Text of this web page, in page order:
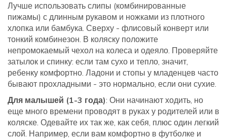
Лучше использовать слипы (комбинированные
пижамы) с длинным рукавом и ножками из плотного
хлопка или бамбука. Сверху - флисовый конверт или
тонкий комбинезон. В коляску положите
непромокаемый чехол на колеса и одеяло. Проверяйте
затылок и спинку: если там сухо и тепло, значит,
ребенку комфортно. Ладони и стопы у младенцев часто
бывают прохладными - это нормально, если они сухие.
Для малышей (1-3 года): Они начинают ходить, но
еще много времени проводят в руках у родителей или в
коляске. Одевайте их так же, как себя, плюс один легкий
слой. Например, если вам комфортно в футболке и